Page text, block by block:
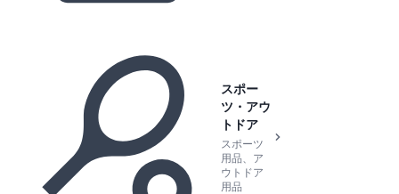
スポー
ツ・アウ
トドア
スポーツ
用品、ア
ウトドア
用品